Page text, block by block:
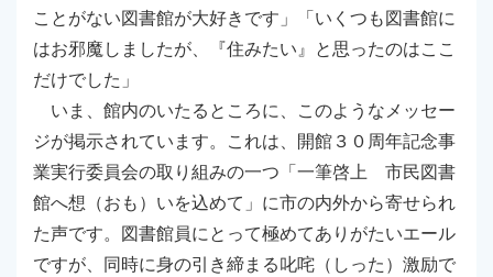
ことがない図書館が大好きです」「いくつも図書館に
はお邪魔しましたが、『住みたい』と思ったのはここ
だけでした」
いま、館内のいたるところに、このようなメッセー
ジが掲示されています。これは、開館３０周年記念事
業実行委員会の取り組みの一つ「一筆啓上 市民図書
館へ想（おも）いを込めて」に市の内外から寄せられ
た声です。図書館員にとって極めてありがたいエール
ですが、同時に身の引き締まる叱咤（しった）激励で